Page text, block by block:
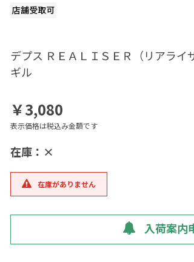
デプス ＲＥＡＬＩＳＥＲ（リアラ
ギル
￥3,080
表示価格は税込み金額です
在庫：×
在庫がありません
入荷案内